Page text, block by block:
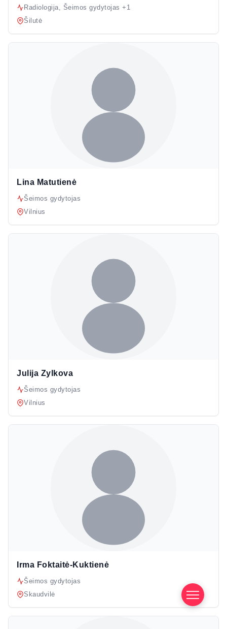
Radiologija, Šeimos gydytojas +1
Šilutė
Lina Matutienė
Šeimos gydytojas
Vilnius
Julija Zylkova
Šeimos gydytojas
Vilnius
Irma Foktaitė-Kuktienė
Šeimos gydytojas
Skaudvilė